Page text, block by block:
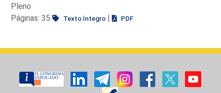
Pleno
Páginas: 35
Texto íntegro | PDF